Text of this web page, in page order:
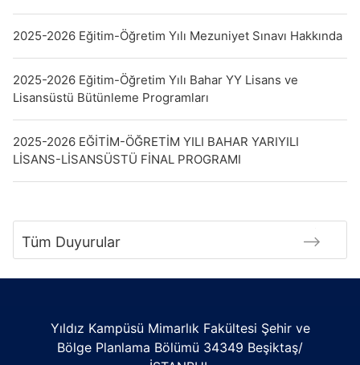
2025-2026 Eğitim-Öğretim Yılı Mezuniyet Sınavı Hakkında
2025-2026 Eğitim-Öğretim Yılı Bahar YY Lisans ve
Lisansüstü Bütünleme Programları
2025-2026 EĞİTİM-ÖĞRETİM YILI BAHAR YARIYILI
LİSANS-LİSANSÜSTÜ FİNAL PROGRAMI
Tüm Duyurular
Yıldız Kampüsü Mimarlık Fakültesi Şehir ve
Bölge Planlama Bölümü 34349 Beşiktaş/